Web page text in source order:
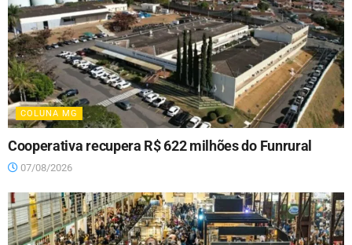
COLUNA MG
Cooperativa recupera R$ 622 milhões do Funrural
07/08/2026